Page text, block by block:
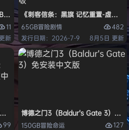
WARS Y）免安装中文版
11
新
《刺客信条：黑旗 记忆重置-虚拟
65GB冒险剧情
482
发行日期：2026-7-9
8月5日 更新
40,000: Space Marine 2）免安装
99
博德之门3（Baldur’s Gate 3）免安
150GB冒险命运
127